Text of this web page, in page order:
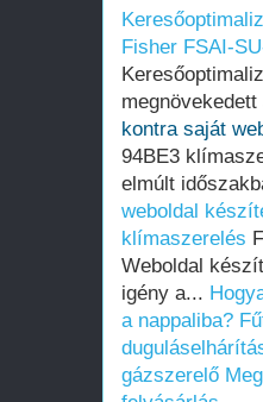
Fisher FSAI-
kontra saját
94BE3
elmúlt
weboldal
klímaszerelés
Weboldal
igény a...
a nappaliba?
gázszerelő